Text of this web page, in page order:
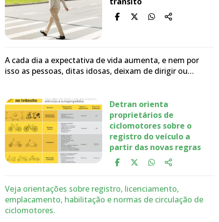
A cada dia a expectativa de vida aumenta, e nem por
isso as pessoas, ditas idosas, deixam de dirigir ou…
Detran orienta
proprietários de
ciclomotores sobre o
registro do veículo a
partir das novas regras
Veja orientações sobre registro, licenciamento,
emplacamento, habilitação e normas de circulação de
ciclomotores.